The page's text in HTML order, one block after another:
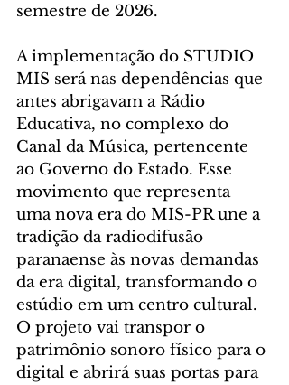
semestre de 2026.
A implementação do STUDIO
MIS será nas dependências que
antes abrigavam a Rádio
Educativa, no complexo do
Canal da Música, pertencente
ao Governo do Estado. Esse
movimento que representa
uma nova era do MIS-PR une a
tradição da radiodifusão
paranaense às novas demandas
da era digital, transformando o
estúdio em um centro cultural.
O projeto vai transpor o
patrimônio sonoro físico para o
digital e abrirá suas portas para